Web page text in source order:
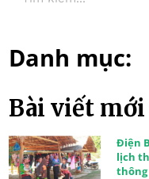
Danh mục:
Bài viết
Điện
lịch
thông